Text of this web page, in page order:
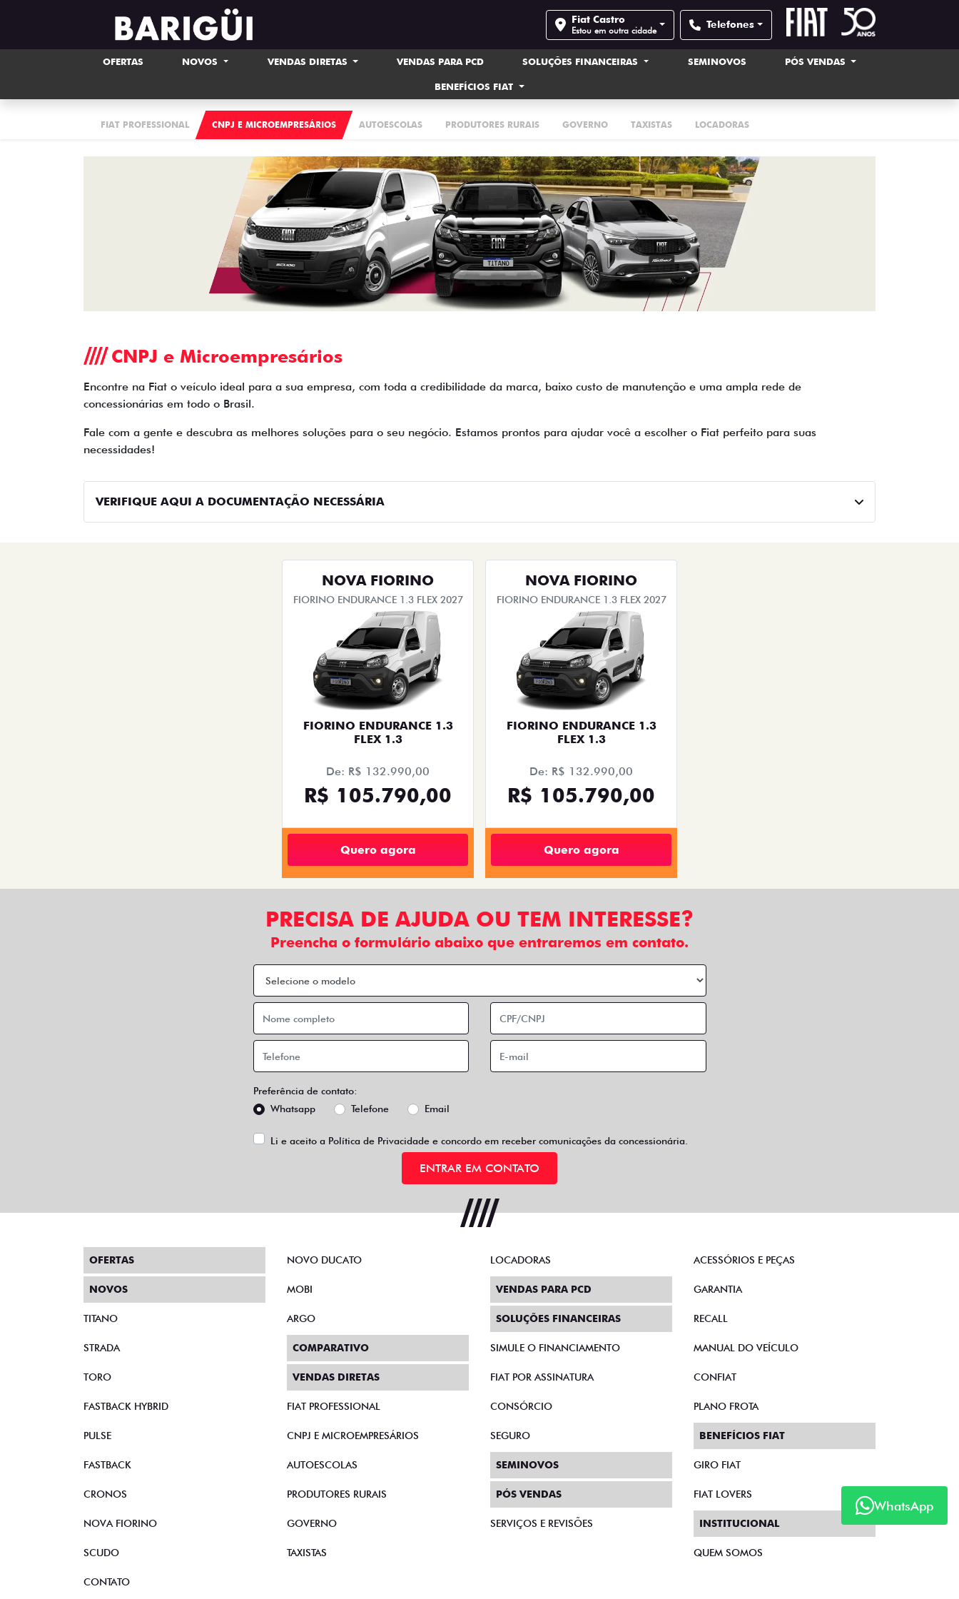
Fiat Castro
Estou em outra cidade Telefones
OFERTAS NOVOS VENDAS DIRETAS VENDAS PARA PCD SOLUÇÕES FINANCEIRAS SEMINOVOS PÓS VENDAS
BENEFÍCIOS FIAT
FIAT PROFESSIONAL CNPJ E MICROEMPRESÁRIOS AUTOESCOLAS PRODUTORES RURAIS GOVERNO TAXISTAS LOCADORAS
CNPJ e Microempresários
Encontre na Fiat o veículo ideal para a sua empresa, com toda a credibilidade da marca, baixo custo de manutenção e uma ampla rede de
concessionárias em todo o Brasil.
Fale com a gente e descubra as melhores soluções para o seu negócio. Estamos prontos para ajudar você a escolher o Fiat perfeito para suas
necessidades!
VERIFIQUE AQUI A DOCUMENTAÇÃO NECESSÁRIA
NOVA FIORINO
FIORINO ENDURANCE 1.3 FLEX 2027
FIORINO ENDURANCE 1.3
FLEX 1.3
De: R$ 132.990,00
R$ 105.790,00
Quero agora
NOVA FIORINO
FIORINO ENDURANCE 1.3 FLEX 2027
FIORINO ENDURANCE 1.3
FLEX 1.3
De: R$ 132.990,00
R$ 105.790,00
Quero agora
PRECISA DE AJUDA OU TEM INTERESSE?
Preencha o formulário abaixo que entraremos em contato.
Preferência de contato:
Whatsapp
Telefone Email
Li e aceito a Política de Privacidadee concordo em receber comunicações da concessionária.
ENTRAR EM CONTATO
WhatsApp
OFERTAS
NOVOS
TITANO
STRADA
TORO
FASTBACK HYBRID
PULSE
FASTBACK
CRONOS
NOVA FIORINO
SCUDO
NOVO DUCATO
MOBI
ARGO
COMPARATIVO
VENDAS DIRETAS
FIAT PROFESSIONAL
CNPJ E MICROEMPRESÁRIOS
AUTOESCOLAS
PRODUTORES RURAIS
GOVERNO
TAXISTAS
LOCADORAS
VENDAS PARA PCD
SOLUÇÕES FINANCEIRAS
SIMULE O FINANCIAMENTO
FIAT POR ASSINATURA
CONSÓRCIO
SEGURO
SEMINOVOS
PÓS VENDAS
SERVIÇOS E REVISÕES
ACESSÓRIOS E PEÇAS
GARANTIA
RECALL
MANUAL DO VEÍCULO
CONFIAT
PLANO FROTA
BENEFÍCIOS FIAT
GIRO FIAT
FIAT LOVERS
INSTITUCIONAL
QUEM SOMOS
CONTATO